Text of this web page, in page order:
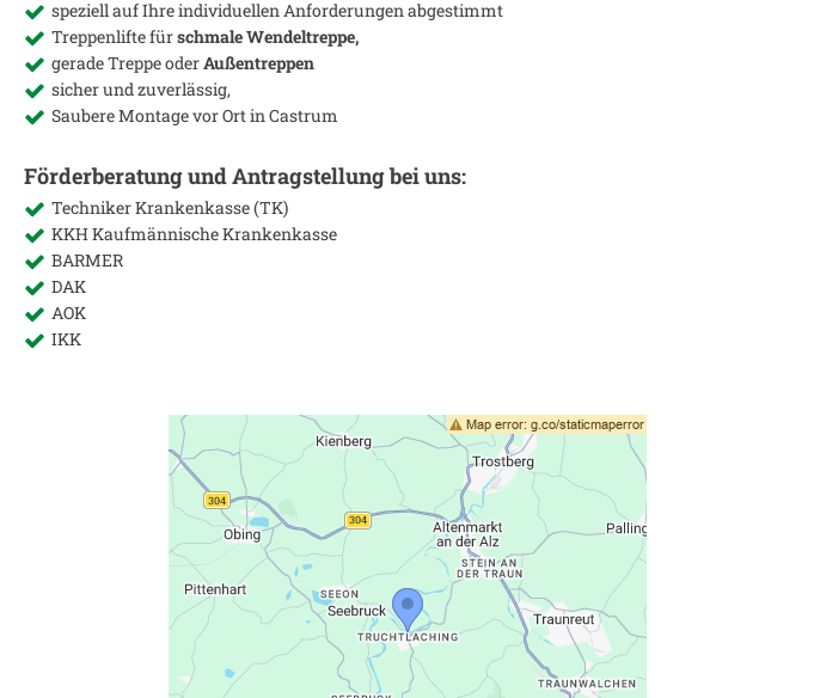
speziell auf Ihre individuellen Anforderungen abgestimmt
Treppenlifte fürschmale Wendeltreppe,
gerade Treppe oderAußentreppen
sicher und zuverlässig,
Saubere Montage vor Ort in Castrum
Förderberatung und Antragstellung bei uns:
Techniker Krankenkasse (TK)
KKH Kaufmännische Krankenkasse
BARMER
DAK
AOK
IKK